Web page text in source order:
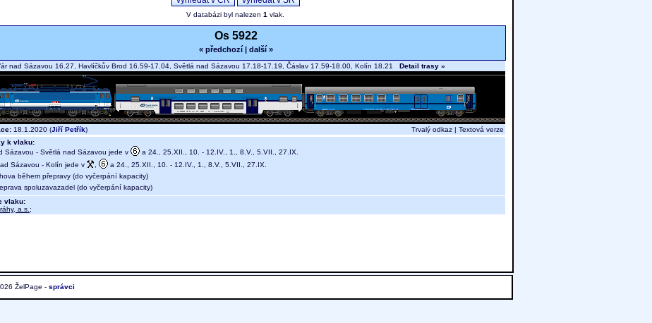
V databázi byl nalezen 1 vlak.
Os 5922
« předchozí| další »
nad Sázavou 16.27, Havlíčkův Brod 16.59-17.04, Světlá nad Sázavou 17.18-17.19, Čáslav 17.59-18.00, Kolín 18.21 Detail trasy »
18.1.2020 (Jiří Petřík) Trvalý odkaz | Textová verze
k vlaku:
Sázavou - Světlá nad Sázavou jede v
a 24., 25.XII., 10. - 12.IV., 1., 8.V., 5.VII., 27.IX.
Sázavou - Kolín jede v
a 24., 25.XII., 10. - 12.IV., 1., 8.V., 5.VII., 27.IX.
během přepravy (do vyčerpání kapacity)
spoluzavazadel (do vyčerpání kapacity)
vlaku:
a.s. ;
ŽelPage - správci